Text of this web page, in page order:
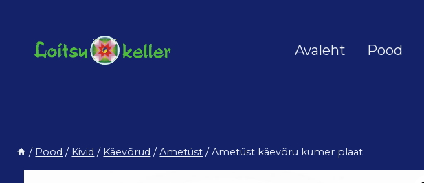
content
Avaleht Pood
/ Pood / Kivid / Käevõrud / Ametüst / Ametüst käevõru kumer plaat